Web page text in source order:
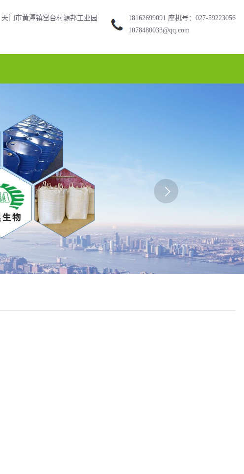
天门市黄潭镇窑台村源邦工业园
18162699091 座机号：027-59223056
1078480033@qq.com